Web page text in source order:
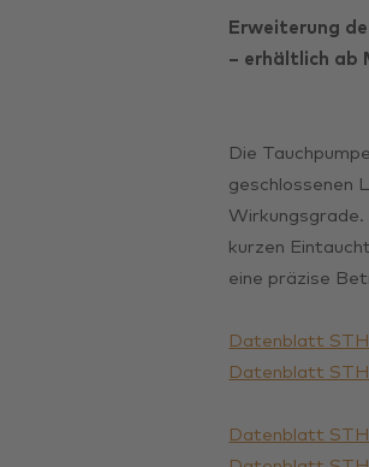
Erweiterung
– erhältlich ab
Die
geschlossenen
Wirkungsgrade.
kurzen
eine präzise
Datenblatt
Datenblatt
Datenblatt